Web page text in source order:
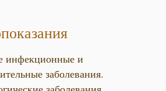
инфекционные и
заболевания.